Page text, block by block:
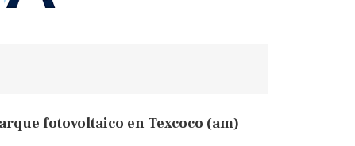
fotovoltaico en Texcoco (am)